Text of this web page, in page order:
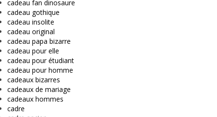
cadeau fan dinosaure
cadeau gothique
cadeau insolite
cadeau original
cadeau papa bizarre
cadeau pour elle
cadeau pour étudiant
cadeau pour homme
cadeaux bizarres
cadeaux de mariage
cadeaux hommes
cadre